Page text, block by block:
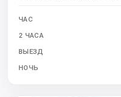
ЧАС
2 ЧАСА
ВЫЕЗД
НОЧЬ